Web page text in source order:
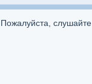
Пожалуйста,